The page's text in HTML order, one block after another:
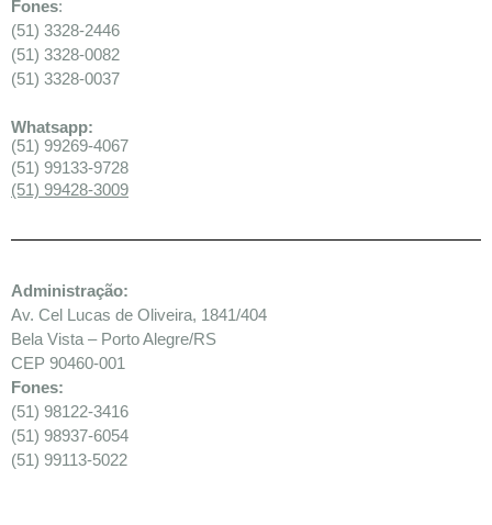
Fones:
(51) 3328-2446
(51) 3328-0082
(51) 3328-0037
Whatsapp:
(51) 99269-4067
(51) 99133-9728
(51) 99428-3009
Administração:
Av. Cel Lucas de Oliveira, 1841/404
Bela Vista – Porto Alegre/RS
CEP 90460-001
Fones:
(51) 98122-3416
(51) 98937-6054
(51) 99113-5022